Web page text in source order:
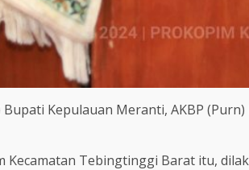
Bupati Kepulauan Meranti, AKBP
Tebingtinggi Barat itu,